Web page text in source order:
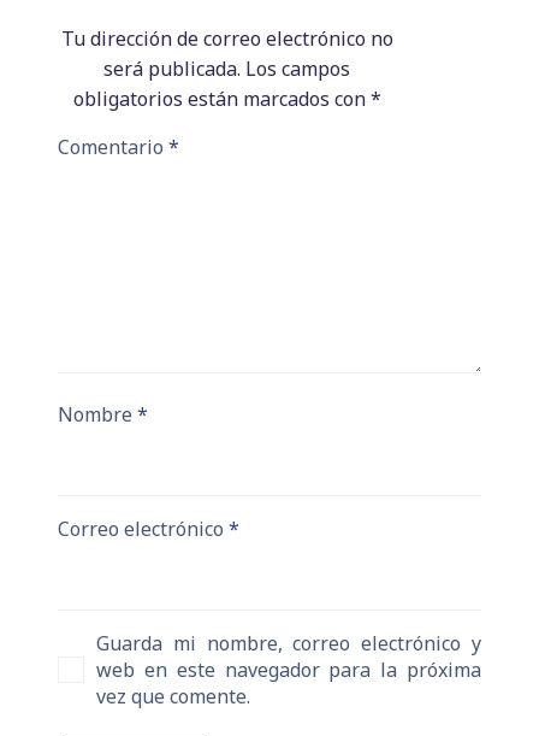
Tu dirección de correo electrónico no
será publicada. Los campos
obligatorios están marcados con*
Comentario *
Nombre *
Correo electrónico *
Guarda mi nombre, correo electrónico y
web en este navegador para la próxima
vez que comente.